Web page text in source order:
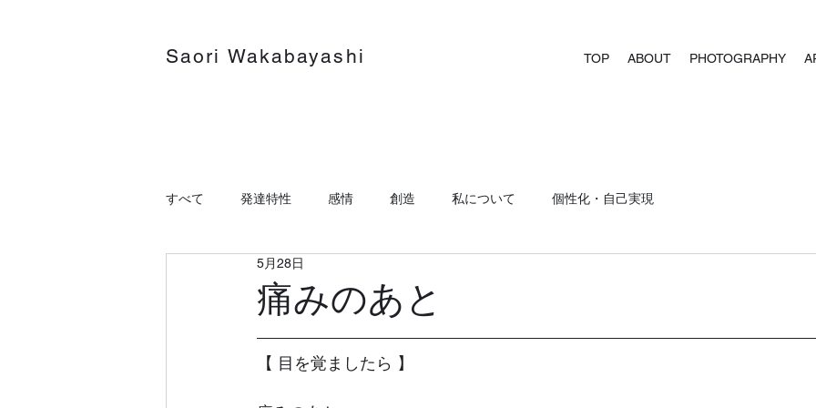
Saori Wakabayashi TOP ABOUT PHOTOGRAPHY
すべて 発達特性 感情 創造 私について 個性化・自己実現
痛みのあと
5月28日
【 目を覚ましたら 】